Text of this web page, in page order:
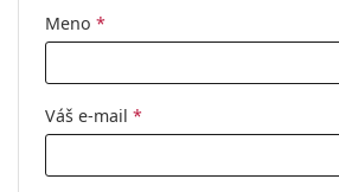
Meno *
Váš e-mail *